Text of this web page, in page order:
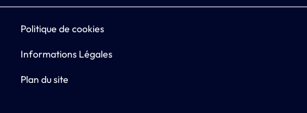
Politique de cookies
Informations Légales
Plan du site